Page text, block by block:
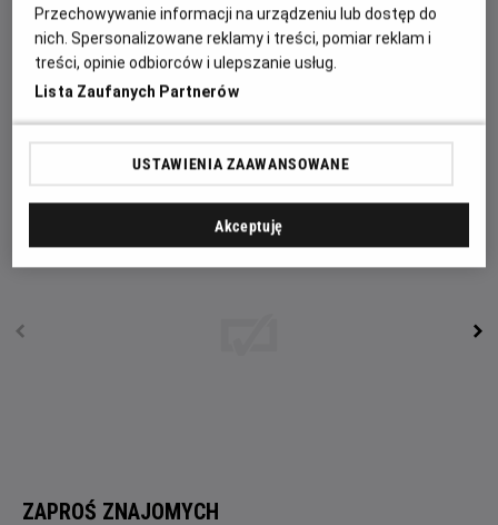
W części dokumentalnej wypowiadają się znawcy życia o.
Maksymiliana: osoby duchowne i świeckie, między innymi
Kazimierz Piechowski, który spotkał o. Maksymiliana w
czasie pobytu w obozie, a słowa, które od niego wówczas
usłyszał przemieniły go i ukierunkowały duchowo na całe
ZAPROŚ ZNAJOMYCH
Przechowywanie informacji na urządzeniu lub dostęp do
nich. Spersonalizowane reklamy i treści, pomiar reklam i
treści, opinie odbiorców i ulepszanie usług.
Lista Zaufanych Partnerów
USTAWIENIA ZAAWANSOWANE
Akceptuję